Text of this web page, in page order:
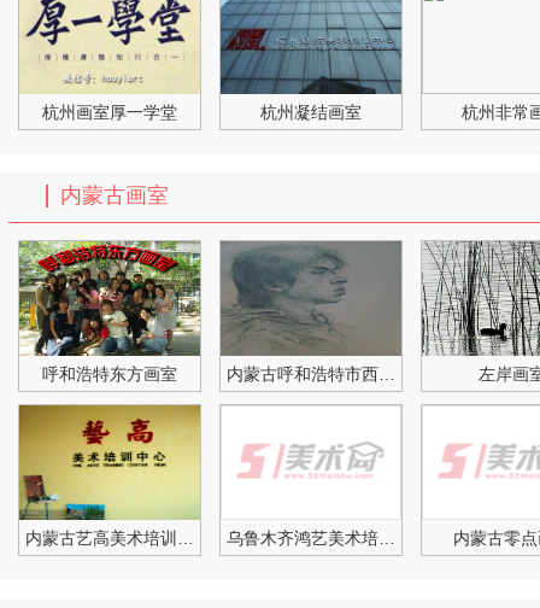
杭州画室厚一学堂 杭州凝结画室 杭州非常
内蒙古画室
呼和浩特东方画室 左岸画
内蒙古零